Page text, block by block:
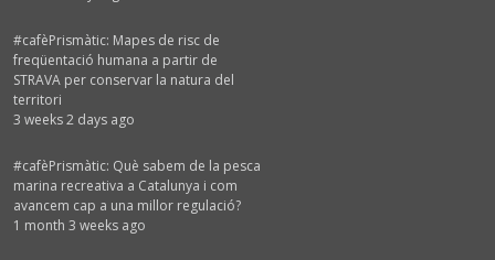
#cafèPrismàtic: Mapes de risc de
freqüentació humana a partir de
STRAVA per conservar la natura del
territori
3 weeks 2 days ago
#cafèPrismàtic: Què sabem de la pesca
marina recreativa a Catalunya i com
avancem cap a una millor regulació?
1 month 3 weeks ago